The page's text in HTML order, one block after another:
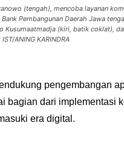
(tengah), mencoba layanan
Pembangunan Daerah Jawa
Kusumaatmadja (kiri, batik coklat),
ANING KARINDRA
pengembangan
bagian dari implementasi
era digital.